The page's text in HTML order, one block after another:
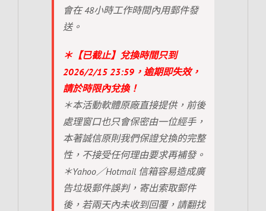
會在 48小時工作時間內用郵件發
送。
＊【已截止】兌換時間只到
2026/2/15 23:59，逾期即失效，
請於時限內兌換！
＊本活動軟體原廠直接提供，前後
處理窗口也只會保密由一位經手，
本著誠信原則我們保證兌換的完整
性，不接受任何理由要求再補發。
＊Yahoo／Hotmail 信箱容易造成廣
告垃圾郵件誤判，寄出索取郵件
後，若兩天內未收到回覆，請翻找